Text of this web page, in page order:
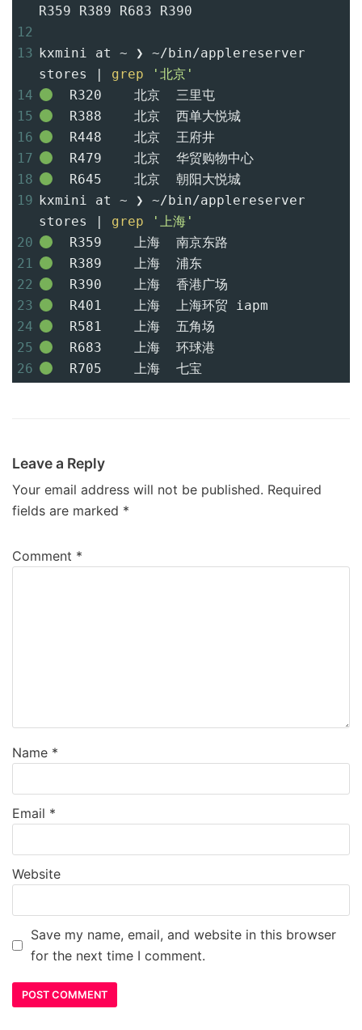
R359 R389 R683 R390
12
13 kxmini at ~ ❯ ~/bin/applereserver
stores | grep
'北京'
14
R320 北京
三里屯
15
R388 北京
西单大悦城
16
R448 北京
王府井
17
R479 北京
华贸购物中心
18
R645 北京
朝阳大悦城
19 kxmini at ~ ❯ ~/bin/applereserver
stores | grep
'上海'
20
R359 上海
南京东路
21
R389 上海
浦东
22
R390 上海
香港广场
23
R401 上海
上海环贸 iapm
24
R581 上海
五角场
25
R683 上海
环球港
26
R705 上海 七宝
Leave a Reply
Your email address will not be published. Required
fields are marked *
Comment *
Name *
Email *
Website
Save my name, email, and website in this browser
for the next time I comment.